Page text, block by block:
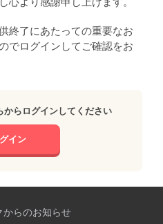
終了にあたっての重要なお
でログインしてご確認をお
からログインしてください
イン
からのお知らせ